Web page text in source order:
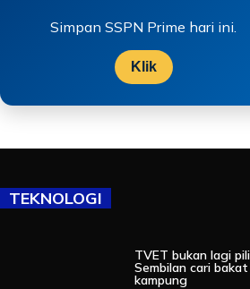
Simpan SSPN Prime hari ini.
Klik
TEKNOLOGI
TVET bukan lagi
Sembilan cari
kampung